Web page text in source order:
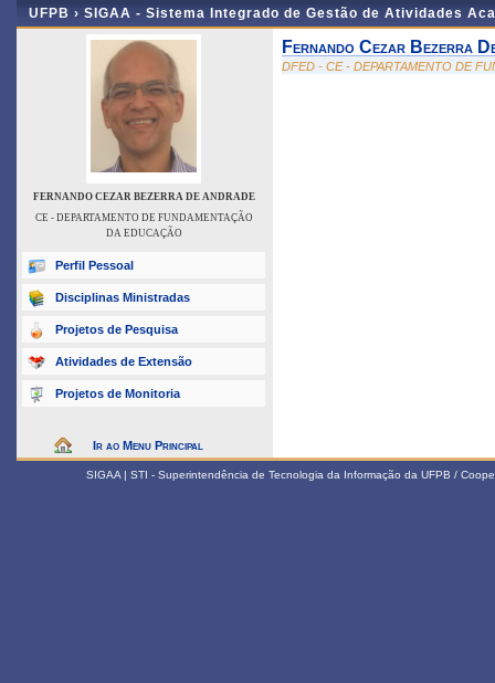
UFPB › SIGAA - Sistema Integrado de Gestão de Atividades
FERNANDO CEZAR BEZERRA DE ANDRADE
CE - DEPARTAMENTO DE FUNDAMENTAÇÃO
DA EDUCAÇÃO
Perfil Pessoal
Disciplinas Ministradas
Projetos de Pesquisa
Atividades de Extensão
Projetos de Monitoria
Ir ao Menu Principal
Fernando Cezar Bezerra
DFED - CE - DEPARTAMENTO DE
SIGAA | STI - Superintendência de Tecnologia da Informação da UFPB /